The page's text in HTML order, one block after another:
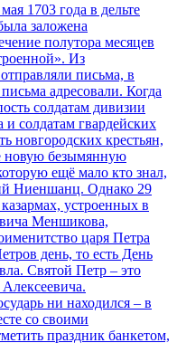
1703 года в дельте
заложена
полутора месяцев
Из
письма, в
адресовали. Когда
солдатам дивизии
солдатам гвардейских
новгородских крестьян,
новую безымянную
ещё мало кто знал,
Ниеншанц. Однако 29
устроенных в
Меншикова,
царя Петра
день, то есть День
Святой Петр – это
ни находился – в
со своими
праздник банкетом,